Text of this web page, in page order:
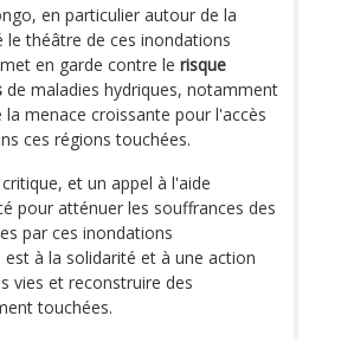
en particulier autour de la
le théâtre de ces inondations
en garde contre le risque
de maladies hydriques, notamment
menace croissante pour l'accès
ces régions touchées.
et un appel à l'aide
pour atténuer les souffrances des
par ces inondations
à la solidarité et à une action
vies et reconstruire des
touchées.